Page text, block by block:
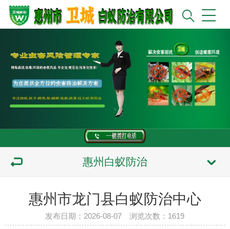
惠州白蚁防治
惠州市龙门县白蚁防治中心
发布日期：2026-08-07 浏览次数： 1619